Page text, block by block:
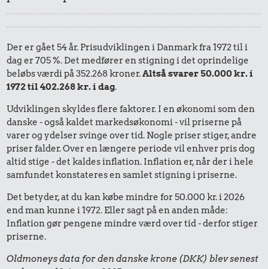
Der er gået 54 år. Prisudviklingen i Danmark fra 1972 til i
dag er 705 %. Det medfører en stigning i det oprindelige
beløbs værdi på 352.268 kroner.Altså svarer 50.000 kr. i
1972 til 402.268 kr. i dag.
Udviklingen skyldes flere faktorer. I en økonomi som den
danske - også kaldet markedsøkonomi - vil priserne på
varer og ydelser svinge over tid. Nogle priser stiger, andre
priser falder. Over en længere periode vil enhver pris dog
altid stige - det kaldes inflation. Inflation er, når der i hele
samfundet konstateres en samlet stigning i priserne.
Det betyder, at du kan købe mindre for 50.000 kr. i 2026
end man kunne i 1972. Eller sagt på en anden måde:
Inflation gør pengene mindre værd over tid - derfor stiger
priserne.
Oldmoneys data for den danske krone (DKK) blev senest